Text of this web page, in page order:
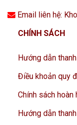
Email liên hệ:
CHÍNH SÁCH
Hướng dẫn
Điều khoản quy
Chính sách hoàn
Hướng dẫn